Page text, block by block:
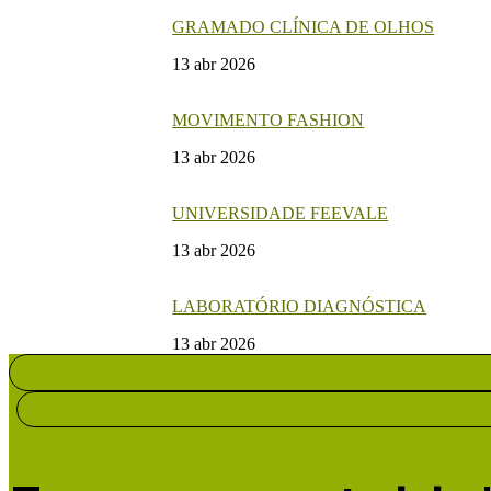
GRAMADO CLÍNICA DE OLHOS
13 abr 2026
MOVIMENTO FASHION
13 abr 2026
UNIVERSIDADE FEEVALE
13 abr 2026
LABORATÓRIO DIAGNÓSTICA
13 abr 2026